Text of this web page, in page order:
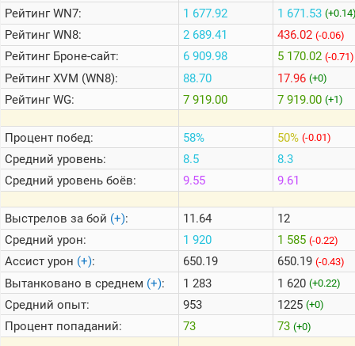
Теlegram
ВК
Портал
Мира
Танков
РейтингWN7:
РейтингWN8:
РейтингБроне-сайт:
РейтингXVM (WN8):
РейтингWG:
Процент побед:
Средний уровень:
Средний уровень боёв:
Выстрелов за бой (+):
Средний урон:
Ассист урон (+):
Вытанковано в среднем (+):
Средний опыт:
Процент попаданий:
1 677.92
2 689.41
6 909.98
88.70
7 919.00
58%
8.5
9.55
11.64
1 920
650.19
1 283
953
73
1 671.53
436.02 (-0.06)
5 170.02 (-0.71)
17.96 (+0)
7 919.00 (+1)
50% (-0.01)
8.3
9.61
12
1 585 (-0.22)
650.19 (-0.43)
1 620 (+0.22)
1225 (+0)
73 (+0)